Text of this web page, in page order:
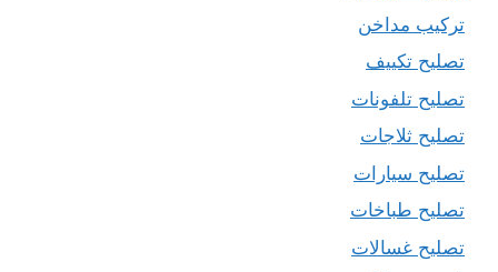
تركيب مداخن
تصليح تكييف
تصليح تلفونات
تصليح ثلاجات
تصليح سيارات
تصليح طباخات
تصليح غسالات